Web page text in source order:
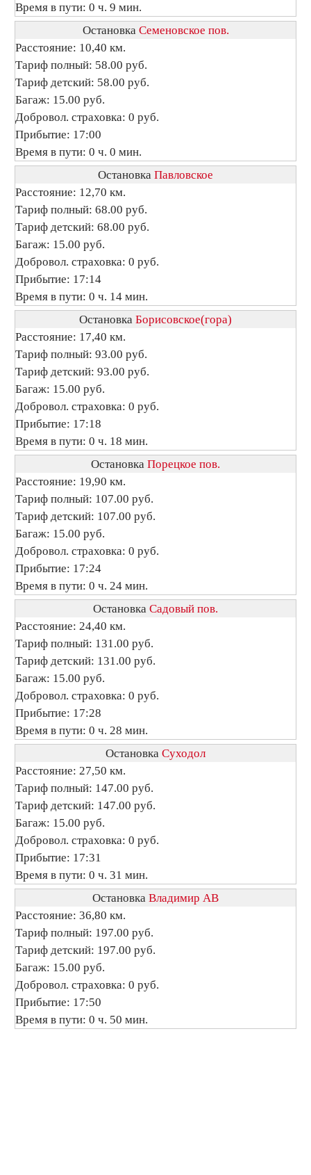
Время в пути: 0 ч. 9 мин.
Остановка Семеновское пов.
Расстояние: 10,40 км.
Тариф полный: 58.00 руб.
Тариф детский: 58.00 руб.
Багаж: 15.00 руб.
Добровол. страховка: 0 руб.
Прибытие: 17:00
Время в пути: 0 ч. 0 мин.
Остановка Павловское
Расстояние: 12,70 км.
Тариф полный: 68.00 руб.
Тариф детский: 68.00 руб.
Багаж: 15.00 руб.
Добровол. страховка: 0 руб.
Прибытие: 17:14
Время в пути: 0 ч. 14 мин.
Остановка Борисовское(гора)
Расстояние: 17,40 км.
Тариф полный: 93.00 руб.
Тариф детский: 93.00 руб.
Багаж: 15.00 руб.
Добровол. страховка: 0 руб.
Прибытие: 17:18
Время в пути: 0 ч. 18 мин.
Остановка Порецкое пов.
Расстояние: 19,90 км.
Тариф полный: 107.00 руб.
Тариф детский: 107.00 руб.
Багаж: 15.00 руб.
Добровол. страховка: 0 руб.
Прибытие: 17:24
Время в пути: 0 ч. 24 мин.
Остановка Садовый пов.
Расстояние: 24,40 км.
Тариф полный: 131.00 руб.
Тариф детский: 131.00 руб.
Багаж: 15.00 руб.
Добровол. страховка: 0 руб.
Прибытие: 17:28
Время в пути: 0 ч. 28 мин.
Остановка Суходол
Расстояние: 27,50 км.
Тариф полный: 147.00 руб.
Тариф детский: 147.00 руб.
Багаж: 15.00 руб.
Добровол. страховка: 0 руб.
Прибытие: 17:31
Время в пути: 0 ч. 31 мин.
Остановка Владимир АВ
Расстояние: 36,80 км.
Тариф полный: 197.00 руб.
Тариф детский: 197.00 руб.
Багаж: 15.00 руб.
Добровол. страховка: 0 руб.
Прибытие: 17:50
Время в пути: 0 ч. 50 мин.